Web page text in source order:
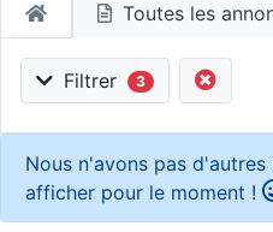
Toutes les
Filtrer 3
Nous n'avons pas
afficher pour le moment !